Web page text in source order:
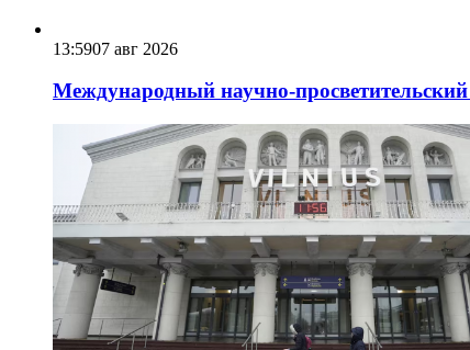
13:5907 авг 2026
Международный научно-